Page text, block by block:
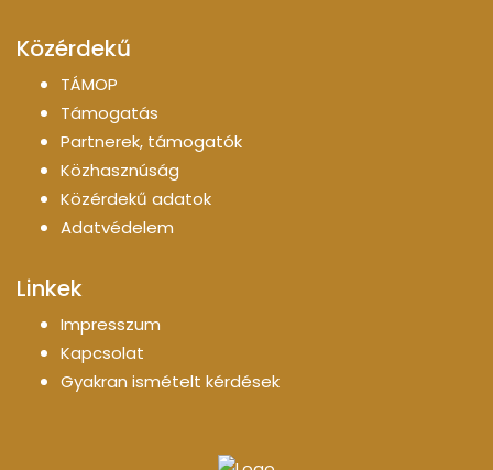
Közérdekű
TÁMOP
Támogatás
Partnerek, támogatók
Közhasznúság
Közérdekű adatok
Adatvédelem
Linkek
Impresszum
Kapcsolat
Gyakran ismételt kérdések